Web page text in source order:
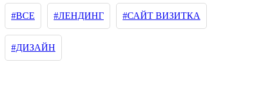
#ВСЕ #ЛЕНДИНГ #САЙТ ВИЗИТКА
#ДИЗАЙН